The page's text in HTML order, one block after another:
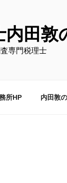
内田敦
専門税理士
所HP 内田敦